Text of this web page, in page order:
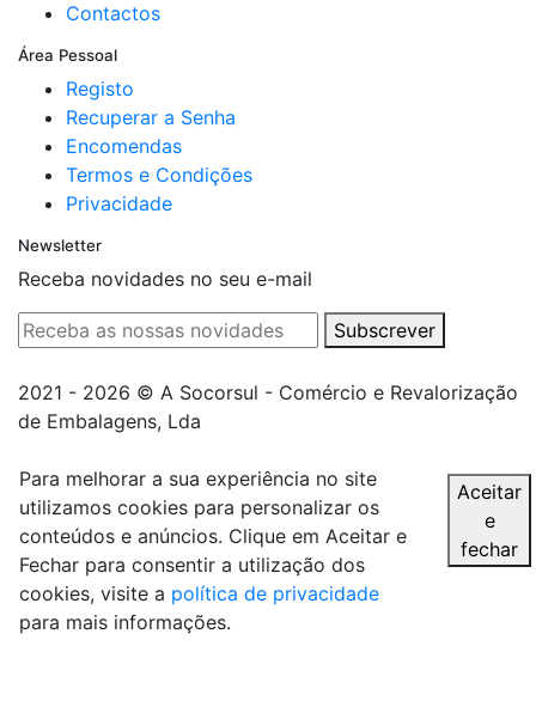
Contactos
Área Pessoal
Registo
Recuperar a Senha
Encomendas
Termos e Condições
Privacidade
Newsletter
Receba novidades no seu e-mail
Subscrever
2021 - 2026 © A Socorsul - Comércio e Revalorização
de Embalagens, Lda
Para melhorar a sua experiência no site
utilizamos cookies para personalizar os
conteúdos e anúncios. Clique em Aceitar e
Fechar para consentir a utilização dos
cookies, visite a política de privacidade
para mais informações.
Aceitar
e
fechar